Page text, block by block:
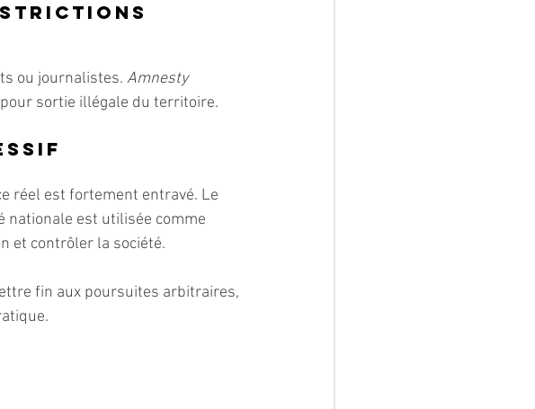
ou journalistes. Amnesty
sortie illégale du territoire.
réel est fortement entravé. Le
nationale est utilisée comme
et contrôler la société.
fin aux poursuites arbitraires,